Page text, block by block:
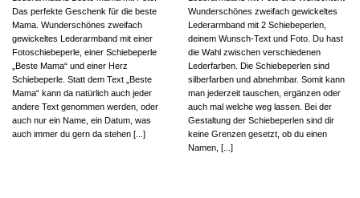
Das perfekte Geschenk für die beste
Mama. Wunderschönes zweifach
gewickeltes Lederarmband mit einer
Fotoschiebeperle, einer Schiebeperle
„Beste Mama“ und einer Herz
Schiebeperle. Statt dem Text „Beste
Mama“ kann da natürlich auch jeder
andere Text genommen werden, oder
auch nur ein Name, ein Datum, was
auch immer du gern da stehen [...]
Wunderschönes zweifach gewickeltes
Lederarmband mit 2 Schiebeperlen,
deinem Wunsch-Text und Foto. Du hast
die Wahl zwischen verschiedenen
Lederfarben. Die Schiebeperlen sind
silberfarben und abnehmbar. Somit kann
man jederzeit tauschen, ergänzen oder
auch mal welche weg lassen. Bei der
Gestaltung der Schiebeperlen sind dir
keine Grenzen gesetzt, ob du einen
Namen, [...]